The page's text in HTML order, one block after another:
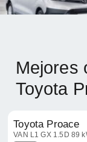
Mejores
Toyota
Toyota Proace
VAN L1 GX 1.5D 89